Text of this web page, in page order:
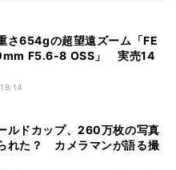
さ654gの超望遠ズーム「FE
F5.6-8 OSS」 実売14
ルドカップ、260万枚の写真
れた？ カメラマンが語る撮